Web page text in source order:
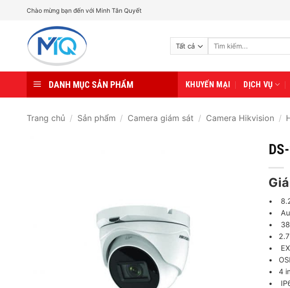
Chào mừng bạn đến với Minh Tân Quyết
Tìm
DANH MỤC SẢN PHẨM KHUYẾN MẠI DỊCH VỤ
Trang chủ / Sản phẩm / Camera giám sát / Camera Hikvision /
•
•
•
• 2.7
•
•
• 4 in
•